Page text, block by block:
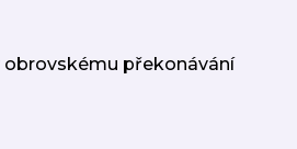
obrovskému překonávání